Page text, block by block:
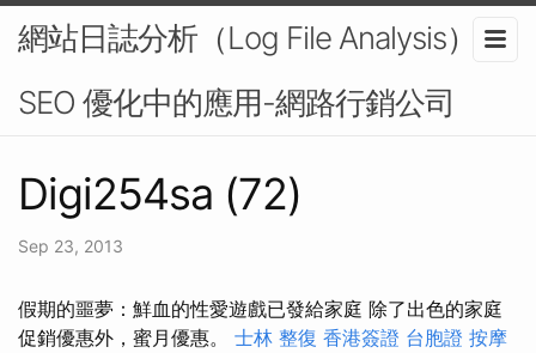
網站日誌分析（Log File Analysis）在
SEO 優化中的應用-網路行銷公司
Digi254sa (72)
Sep 23, 2013
假期的噩夢：鮮血的性愛遊戲已發給家庭 除了出色的家庭
促銷優惠外，蜜月優惠。 士林 整復 香港簽證 台胞證 按摩